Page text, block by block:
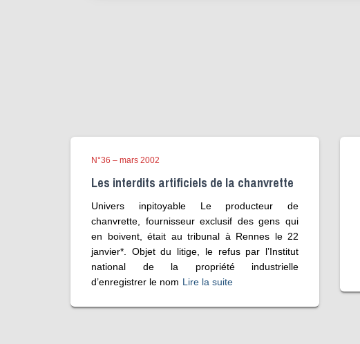
N°36 – mars 2002
Les interdits artificiels de la chanvrette
Univers inpitoyable Le producteur de
chanvrette, fournisseur exclusif des gens qui
en boivent, était au tribunal à Rennes le 22
janvier*. Objet du litige, le refus par l’Institut
national de la propriété industrielle
d’enregistrer le nom Lire la suite